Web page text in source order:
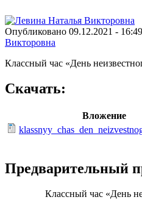
Опубликовано 09.12.2021 -
Викторовна
Классный час «День
Скачать:
Вложение
Предварительный
Классный час «День